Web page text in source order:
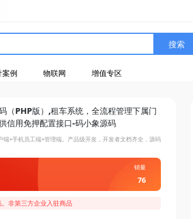
搜索
案例 物联网 增值专区
（PHP版）,租车系统，全流程管理下属门
信用免押配置接口-码小象源码
端+手机员工端+管理端。产品级开发，开发者文档齐全，源码
销量
76
非第三方企业入驻商品